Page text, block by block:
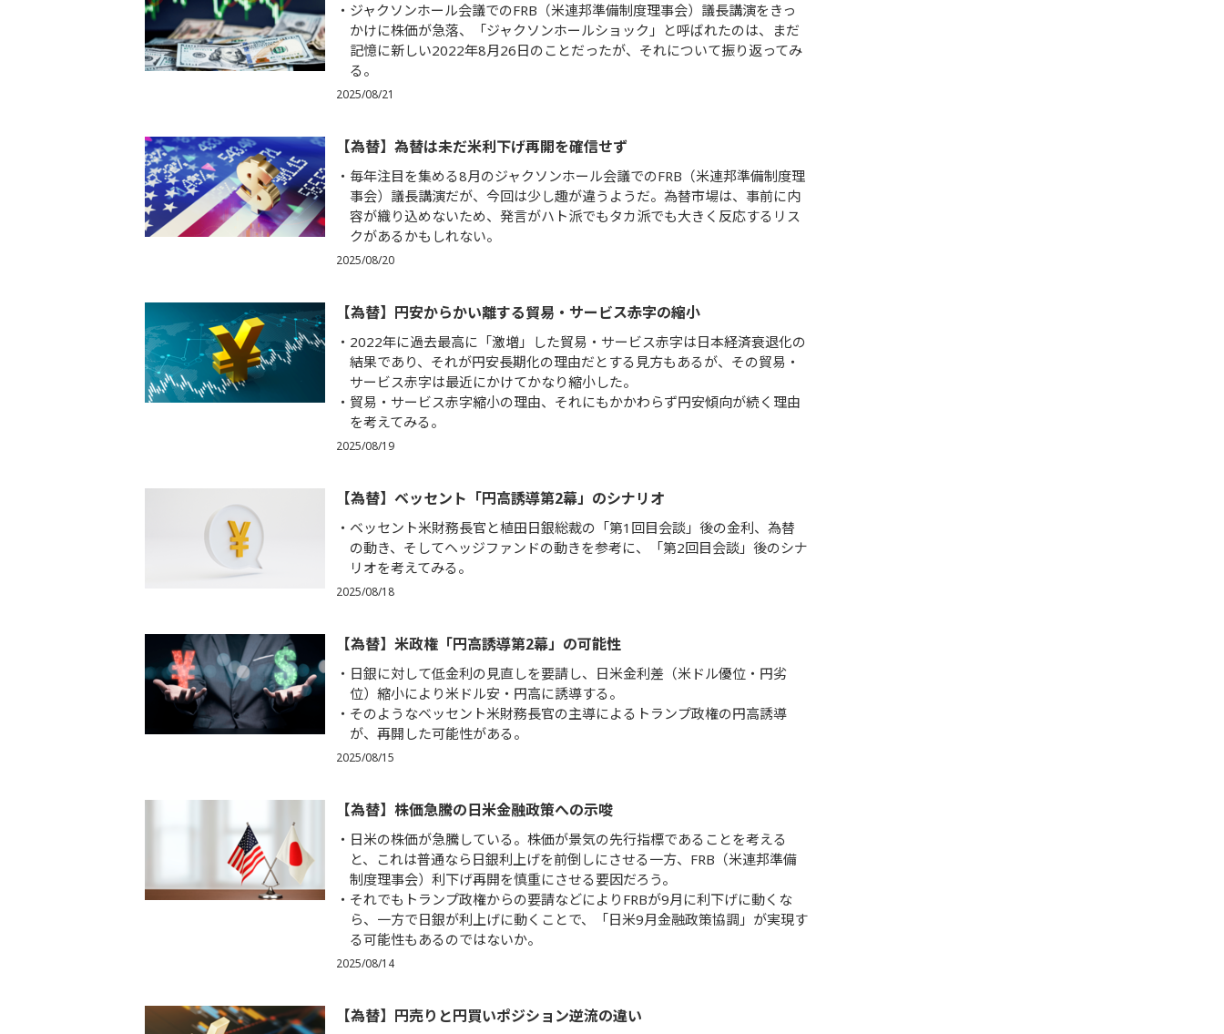
ジャクソンホール会議でのFRB（米連邦準備制度理事会）議長講演をきっ
かけに株価が急落、「ジャクソンホールショック」と呼ばれたのは、まだ
記憶に新しい2022年8月26日のことだったが、それについて振り返ってみ
る。
2025/08/21
【為替】為替は未だ米利下げ再開を確信せず
毎年注目を集める8月のジャクソンホール会議でのFRB（米連邦準備制度理
事会）議長講演だが、今回は少し趣が違うようだ。為替市場は、事前に内
容が織り込めないため、発言がハト派でもタカ派でも大きく反応するリス
クがあるかもしれない。
2025/08/20
【為替】円安からかい離する貿易・サービス赤字の縮小
2022年に過去最高に「激増」した貿易・サービス赤字は日本経済衰退化の
結果であり、それが円安長期化の理由だとする見方もあるが、その貿易・
サービス赤字は最近にかけてかなり縮小した。
貿易・サービス赤字縮小の理由、それにもかかわらず円安傾向が続く理由
を考えてみる。
2025/08/19
【為替】ベッセント「円高誘導第2幕」のシナリオ
ベッセント米財務長官と植田日銀総裁の「第1回目会談」後の金利、為替
の動き、そしてヘッジファンドの動きを参考に、「第2回目会談」後のシナ
リオを考えてみる。
2025/08/18
【為替】米政権「円高誘導第2幕」の可能性
日銀に対して低金利の見直しを要請し、日米金利差（米ドル優位・円劣
位）縮小により米ドル安・円高に誘導する。
そのようなベッセント米財務長官の主導によるトランプ政権の円高誘導
が、再開した可能性がある。
2025/08/15
【為替】株価急騰の日米金融政策への示唆
日米の株価が急騰している。株価が景気の先行指標であることを考える
と、これは普通なら日銀利上げを前倒しにさせる一方、FRB（米連邦準備
制度理事会）利下げ再開を慎重にさせる要因だろう。
それでもトランプ政権からの要請などによりFRBが9月に利下げに動くな
ら、一方で日銀が利上げに動くことで、「日米9月金融政策協調」が実現す
る可能性もあるのではないか。
2025/08/14
【為替】円売りと円買いポジション逆流の違い